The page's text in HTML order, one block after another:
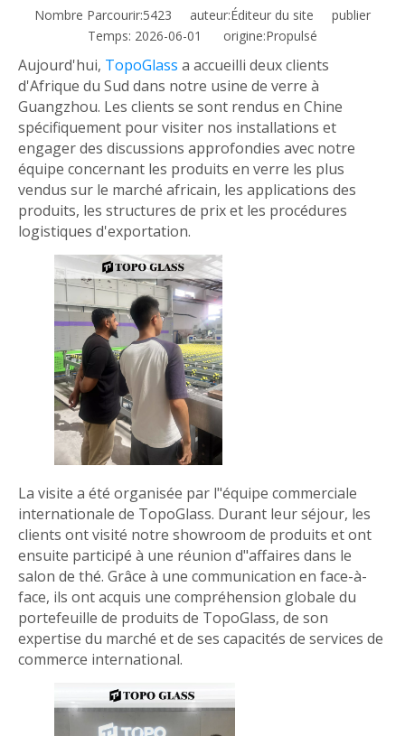
Nombre Parcourir:5423 auteur:Éditeur du site publier
Temps: 2026-06-01 origine:Propulsé
Aujourd'hui, TopoGlass a accueilli deux clients
d'Afrique du Sud dans notre usine de verre à
Guangzhou. Les clients se sont rendus en Chine
spécifiquement pour visiter nos installations et
engager des discussions approfondies avec notre
équipe concernant les produits en verre les plus
vendus sur le marché africain, les applications des
produits, les structures de prix et les procédures
logistiques d'exportation.
La visite a été organisée par l"équipe commerciale
internationale de TopoGlass. Durant leur séjour, les
clients ont visité notre showroom de produits et ont
ensuite participé à une réunion d"affaires dans le
salon de thé. Grâce à une communication en face-à-
face, ils ont acquis une compréhension globale du
portefeuille de produits de TopoGlass, de son
expertise du marché et de ses capacités de services de
commerce international.